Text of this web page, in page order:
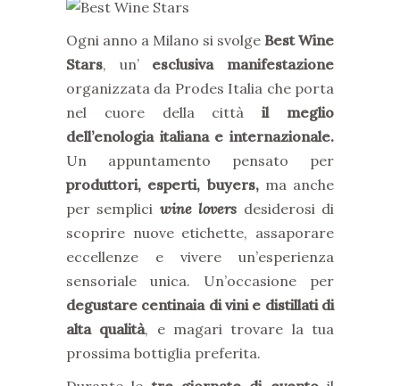
Ogni anno a Milano si svolge Best Wine
Stars, un’ esclusiva manifestazione
organizzata da Prodes Italia che porta
nel cuore della cittàil meglio
dell’enologia italiana e internazionale.
Un appuntamento pensato per
produttori, esperti, buyers, ma anche
per semplici wine lovers desiderosi di
scoprire nuove etichette, assaporare
eccellenze e vivere un’esperienza
sensoriale unica. Un’occasione per
degustare centinaia di vini e distillati di
alta qualità, e magari trovare la tua
prossima bottiglia preferita.